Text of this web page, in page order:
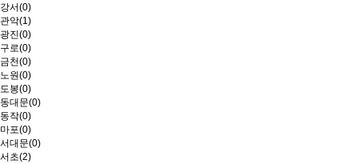
강서(0)
관악(1)
광진(0)
구로(0)
금천(0)
노원(0)
도봉(0)
동대문(0)
동작(0)
마포(0)
서대문(0)
서초(2)